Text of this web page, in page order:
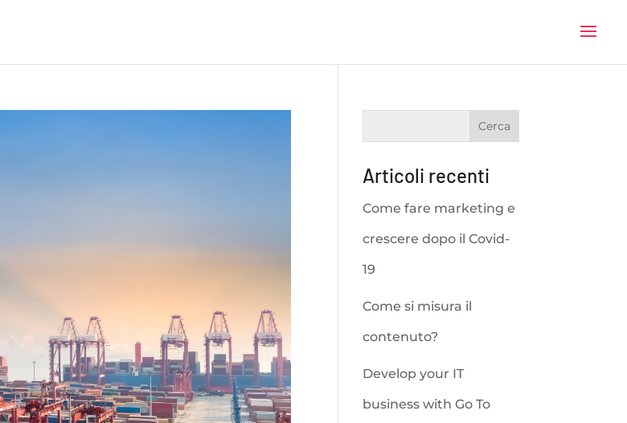
Articoli recenti
Come fare marketing e
crescere dopo il Covid-
19
Come si misura il
contenuto?
Develop your IT
business with Go To